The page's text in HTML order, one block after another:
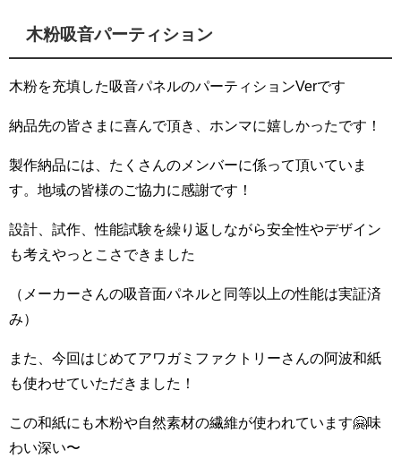
木粉吸音パーティション
木粉を充填した吸音パネルのパーティションVerです
納品先の皆さまに喜んで頂き、ホンマに嬉しかったです！
製作納品には、たくさんのメンバーに係って頂いていま
す。地域の皆様のご協力に感謝️です！
設計、試作、性能試験を繰り返しながら安全性やデザイン
も考えやっとこさできました
（メーカーさんの吸音面パネルと同等以上の性能は実証済
み）
また、今回はじめてアワガミファクトリーさんの阿波和紙
も使わせていただきました！
この和紙にも木粉や自然素材の繊維が使われています🤗味
わい深い〜